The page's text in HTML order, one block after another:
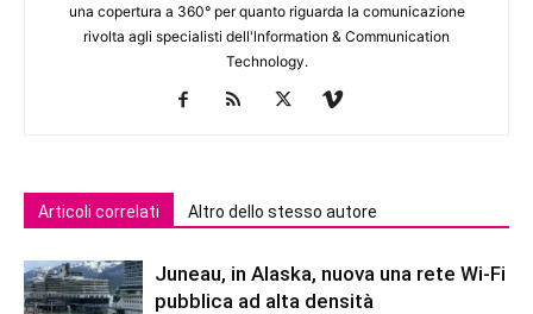
una copertura a 360° per quanto riguarda la comunicazione
rivolta agli specialisti dell'lnformation & Communication
Technology.
Articoli correlati Altro dello stesso autore
Juneau, in Alaska, nuova una rete Wi-Fi
pubblica ad alta densità